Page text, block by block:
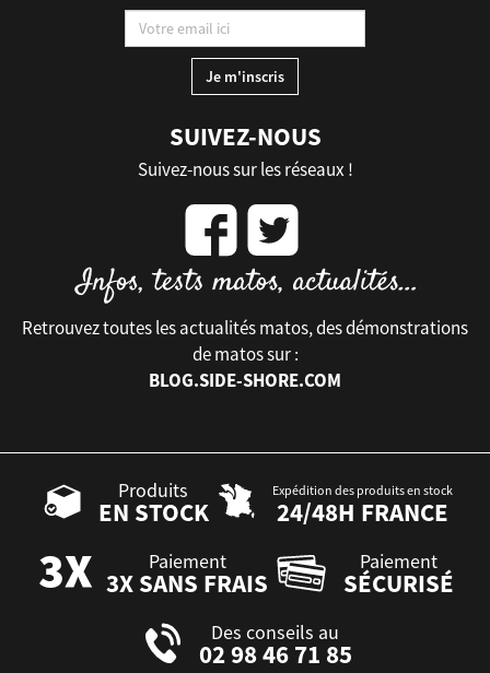
SUIVEZ-NOUS
Suivez-nous sur les réseaux !
Retrouvez toutes les actualités matos, des démonstrations
de matos sur :
BLOG.SIDE-SHORE.COM
Produits
EN STOCK
Expédition des produits en stock
24/48H FRANCE
Paiement
3X SANS FRAIS
Paiement
SÉCURISÉ
Des conseils au
02 98 46 71 85